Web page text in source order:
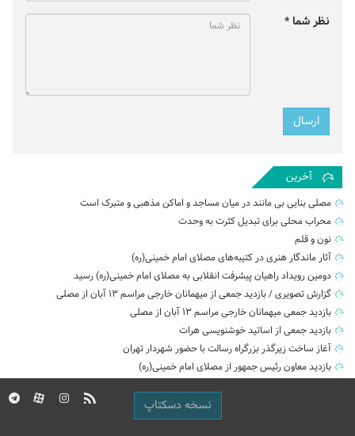
نظر شما *
آخرین
مصلی بنایی بی مانند در میان مساجد و اماکن مذهبی و متبرک است
محراب محلی برای تبدیل کثرت به وحدت
نون و قلم
آثار ماندگار هنری در کتیبه‌های مصلای امام خمینی(ره)
دومین رویداد راهیان پیشرفت انقلابی به مصلای امام خمینی(ره) رسید
گزارش تصویری / بازدید جمعی از میهمانان خارجی مراسم ۱۳ آبان از مصلی
بازدید جمعی میهمانان خارجی مراسم ۱۳ آبان از مصلی
بازدید جمعی از اساتید خوشنویسی هرات
آغاز ساخت زیرگذر بزرگراه رسالت با حضور شهردار تهران
بازدید معاون رئیس جمهور از مصلای امام خمینی(ره)
نسخه دسکتاپ